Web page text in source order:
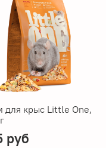
для крыс Little One,
руб